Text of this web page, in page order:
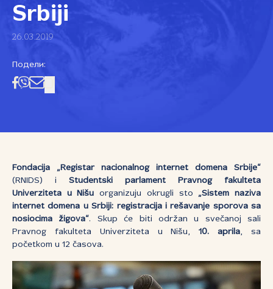
Srbiji
26.03.2019
Подели:
Fondacija „Registar nacionalnog internet domena Srbije“
(RNIDS) i Studentski parlament Pravnog fakulteta
Univerziteta u Nišu organizuju okrugli sto „Sistem naziva
internet domena u Srbiji: registracija i rešavanje sporova sa
nosiocima žigova“. Skup će biti održan u svečanoj sali
Pravnog fakulteta Univerziteta u Nišu,10. aprila, sa
početkom u 12 časova.